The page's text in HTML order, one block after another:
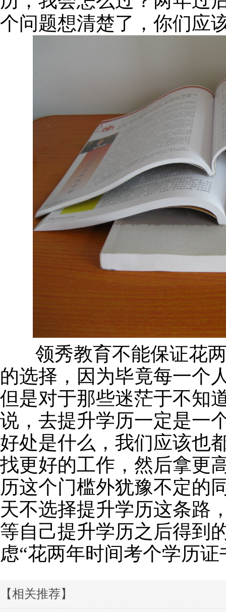
个问题想清楚了，你们应
领秀教育不能保证花两
的选择，因为毕竟每一个
但是对于那些迷茫于不知
说，去提升学历一定是一
好处是什么，我们应该也
找更好的工作，然后拿更
历这个门槛外犹豫不定的
天不选择提升学历这条路
等自己提升学历之后得到
虑“花两年时间考个学历
【相关推荐】